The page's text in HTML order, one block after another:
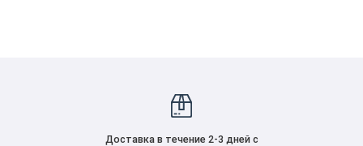
Доставка в течение 2-3 дней с